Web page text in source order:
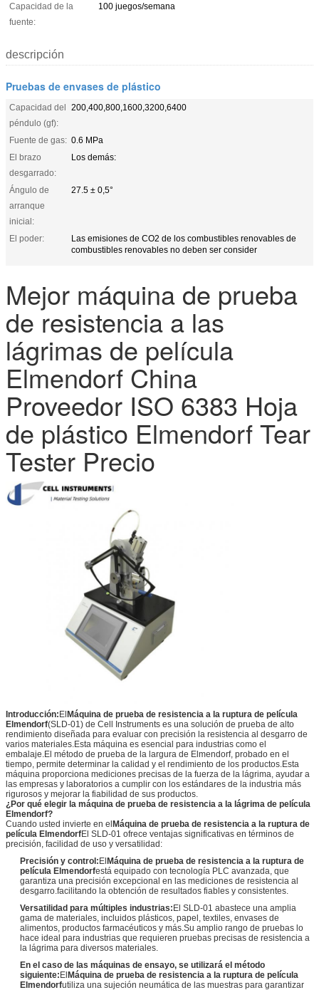
Capacidad de la
fuente:
100 juegos/semana
descripción
Pruebas de envases de plástico
Capacidad del
péndulo (gf):
200,400,800,1600,3200,6400
Fuente de gas: 0.6 MPa
El brazo
desgarrado:
Los demás:
Ángulo de
arranque
inicial:
27.5 ± 0,5°
El poder:
Las emisiones de CO2 de los combustibles renovables de
combustibles renovables no deben ser consider
Mejor máquina de prueba
de resistencia a las
lágrimas de película
Elmendorf China
Proveedor ISO 6383 Hoja
de plástico Elmendorf Tear
Tester Precio
Introducción:ElMáquina de prueba de resistencia a la ruptura de película
Elmendorf(SLD-01) de Cell Instruments es una solución de prueba de alto
rendimiento diseñada para evaluar con precisión la resistencia al desgarro de
varios materiales.Esta máquina es esencial para industrias como el
embalaje.El método de prueba de la largura de Elmendorf, probado en el
tiempo, permite determinar la calidad y el rendimiento de los productos.Esta
máquina proporciona mediciones precisas de la fuerza de la lágrima, ayudar a
las empresas y laboratorios a cumplir con los estándares de la industria más
rigurosos y mejorar la fiabilidad de sus productos.
¿Por qué elegir la máquina de prueba de resistencia a la lágrima de película
Elmendorf?
Cuando usted invierte en elMáquina de prueba de resistencia a la ruptura de
película ElmendorfEl SLD-01 ofrece ventajas significativas en términos de
precisión, facilidad de uso y versatilidad:
Precisión y control:ElMáquina de prueba de resistencia a la ruptura de
película Elmendorfestá equipado con tecnología PLC avanzada, que
garantiza una precisión excepcional en las mediciones de resistencia al
desgarro.facilitando la obtención de resultados fiables y consistentes.
Versatilidad para múltiples industrias:El SLD-01 abastece una amplia
gama de materiales, incluidos plásticos, papel, textiles, envases de
alimentos, productos farmacéuticos y más.Su amplio rango de pruebas lo
hace ideal para industrias que requieren pruebas precisas de resistencia a
la lágrima para diversos materiales.
En el caso de las máquinas de ensayo, se utilizará el método
siguiente:ElMáquina de prueba de resistencia a la ruptura de película
Elmendorfutiliza una sujeción neumática de las muestras para garantizar